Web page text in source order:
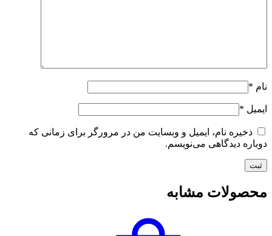
نام *
ایمیل *
ذخیره نام، ایمیل و وبسایت من در مرورگر برای زمانی که
دوباره دیدگاهی می‌نویسم.
محصولات مشابه